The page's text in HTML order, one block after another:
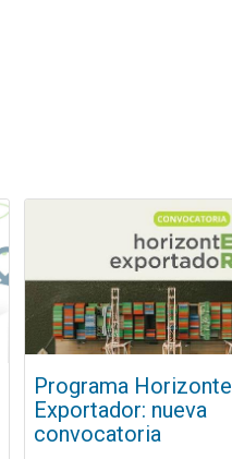
Programa Horizonte
Exportador: nueva
convocatoria